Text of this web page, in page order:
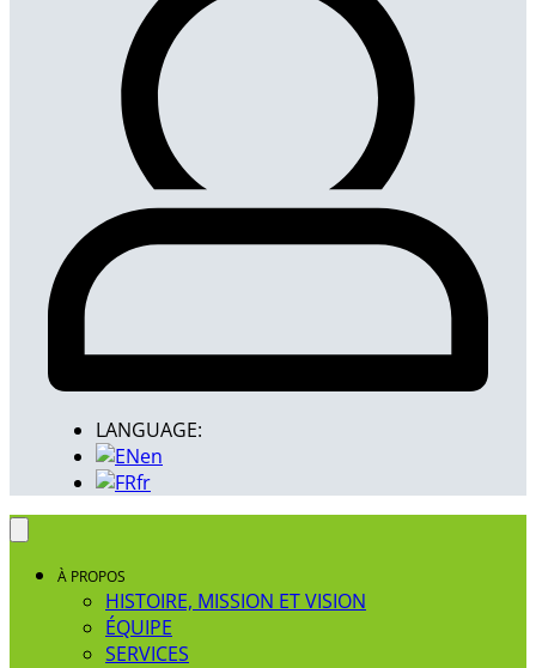
LANGUAGE:
en
fr
À PROPOS
HISTOIRE, MISSION ET VISION
ÉQUIPE
SERVICES